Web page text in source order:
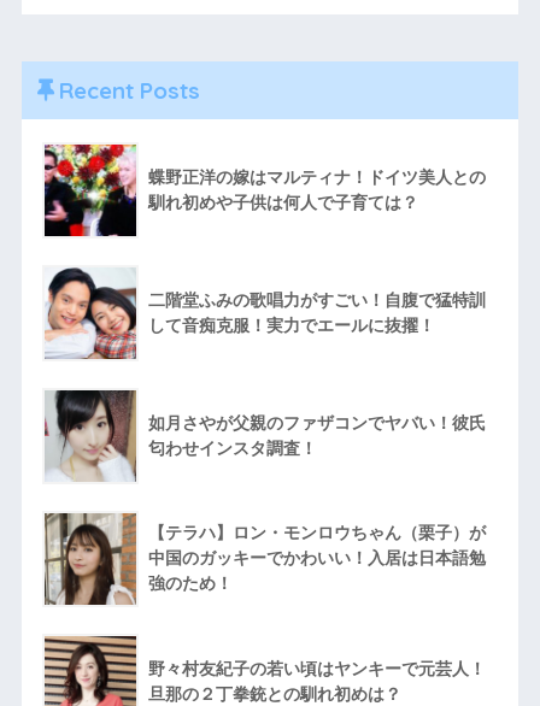
Recent Posts
蝶野正洋の嫁はマルティナ！ドイツ美人との
馴れ初めや子供は何人で子育ては？
二階堂ふみの歌唱力がすごい！自腹で猛特訓
して音痴克服！実力でエールに抜擢！
如月さやが父親のファザコンでヤバい！彼氏
匂わせインスタ調査！
【テラハ】ロン・モンロウちゃん（栗子）が
中国のガッキーでかわいい！入居は日本語勉
強のため！
野々村友紀子の若い頃はヤンキーで元芸人！
旦那の２丁拳銃との馴れ初めは？